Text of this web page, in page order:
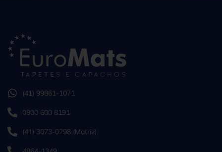
(41) 99861-1071
0800 600 8191
(41) 3073-0298 (Matriz)